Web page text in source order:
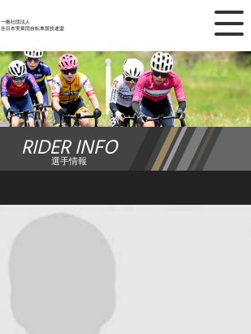
一般社団法人
全日本実業団自転車競技連盟
×
ニュース
レース日程
ランキング
チーム・選手
加盟・登録
RIDER INFO
選手情報